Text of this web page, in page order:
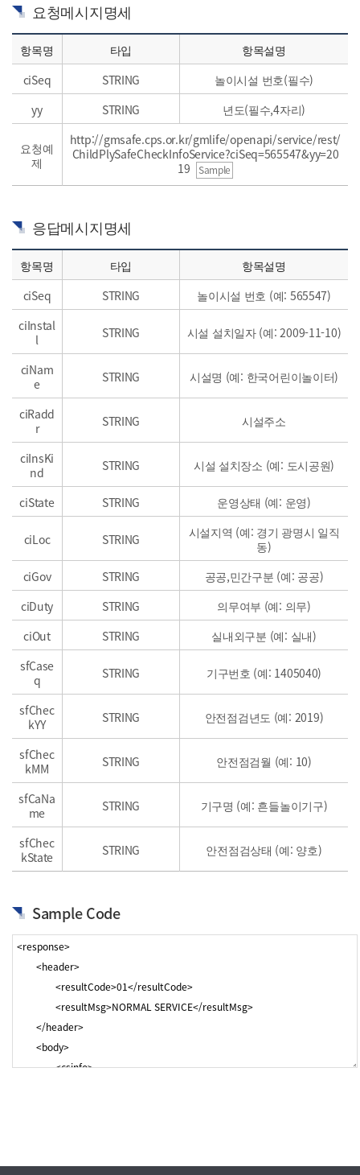
요청메시지명세
항목명 타입
항목설명
ciSeq
STRING
놀이시설 번호(필수)
yy
STRING 년도(필수,4자리)
요청예
제
http://gmsafe.cps.or.kr/gmlife/openapi/service/rest/
ChildPlySafeCheckInfoService?ciSeq=565547&yy=20
19
Sample
응답메시지명세
항목명 타입
항목설명
ciSeq
STRING
놀이시설 번호 (예: 565547)
ciInstal
l
STRING 시설 설치일자 (예: 2009-11-10)
ciNam
e
STRING 시설명 (예: 한국어린이놀이터)
ciRadd
r
STRING 시설주소
ciInsKi
nd
STRING 시설 설치장소 (예: 도시공원)
ciState STRING 운영상태 (예: 운영)
ciLoc STRING
시설지역 (예: 경기 광명시 일직
동)
ciGov
STRING
공공,민간구분 (예: 공공)
ciDuty
STRING
의무여부 (예: 의무)
ciOut
STRING
실내외구분 (예: 실내)
sfCase
q
STRING 기구번호 (예: 1405040)
sfChec
kYY
STRING 안전점검년도 (예: 2019)
sfChec
kMM
STRING 안전점검월 (예: 10)
sfCaNa
me
STRING 기구명 (예: 흔들놀이기구)
sfChec
kState
STRING 안전점검상태 (예: 양호)
Sample Code